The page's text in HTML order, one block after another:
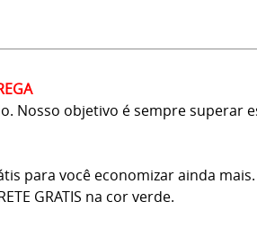
Nosso objetivo é sempre superar
para você economizar ainda
GRATIS na cor verde.